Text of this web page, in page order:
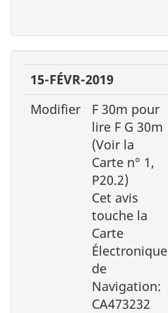
15-FÉVR-2019
Modifier
F 30m pour
lire F G 30m
(Voir la
Carte n° 1,
P20.2)
Cet avis
touche la
Carte
Électronique
de
Navigation:
CA473232